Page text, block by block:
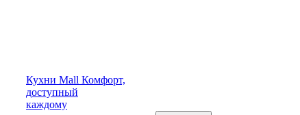
Кухни Mall Комфорт,
доступный
каждому